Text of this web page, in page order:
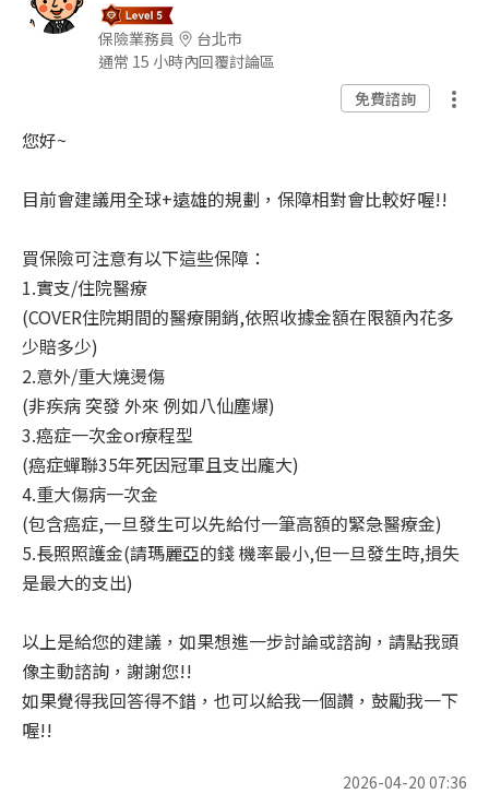
保險業務員
台北市
通常 15 小時內回覆討論區
免費諮詢
您好~
目前會建議用全球+遠雄的規劃，保障相對會比較好喔!!
買保險可注意有以下這些保障：
1.實支/住院醫療
(COVER住院期間的醫療開銷,依照收據金額在限額內花多
少賠多少)
2.意外/重大燒燙傷
(非疾病 突發 外來 例如八仙塵爆)
3.癌症一次金or療程型
(癌症蟬聯35年死因冠軍且支出龐大)
4.重大傷病一次金
(包含癌症,一旦發生可以先給付一筆高額的緊急醫療金)
5.長照照護金(請瑪麗亞的錢 機率最小,但一旦發生時,損失
是最大的支出)
以上是給您的建議，如果想進一步討論或諮詢，請點我頭
像主動諮詢，謝謝您!!
如果覺得我回答得不錯，也可以給我一個讚，鼓勵我一下
喔!!
2026-04-20 07:36